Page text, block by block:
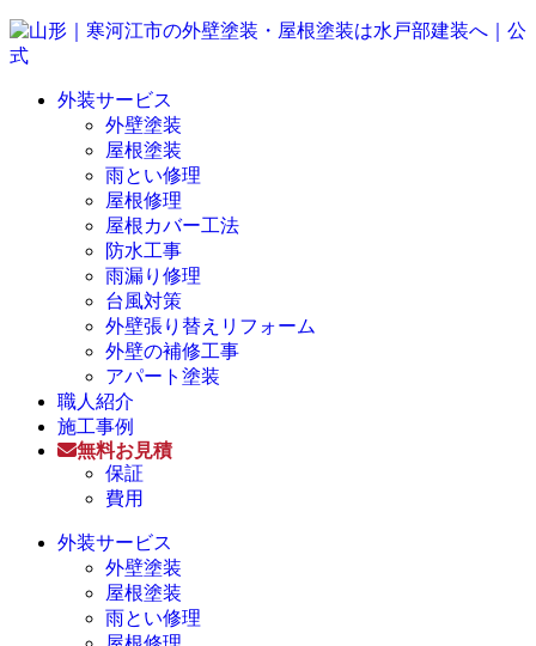
外装サービス
外壁塗装
屋根塗装
雨とい修理
屋根修理
屋根カバー工法
防水工事
雨漏り修理
台風対策
外壁張り替えリフォーム
外壁の補修工事
アパート塗装
職人紹介
施工事例
無料お見積
保証
費用
外装サービス
外壁塗装
屋根塗装
雨とい修理